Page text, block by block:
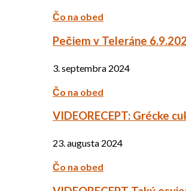
Čo na obed
Pečiem v Teleráne
3. septembra 2024
Čo na obed
VIDEORECEPT: Grécke
23. augusta 2024
Čo na obed